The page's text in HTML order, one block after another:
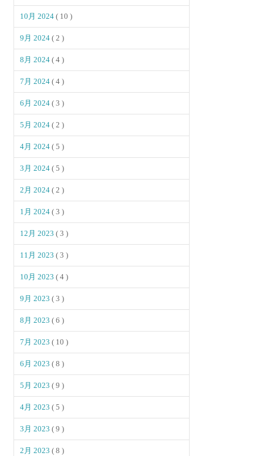
10月 2024( 10 )
9月 2024( 2 )
8月 2024( 4 )
7月 2024( 4 )
6月 2024( 3 )
5月 2024( 2 )
4月 2024( 5 )
3月 2024( 5 )
2月 2024( 2 )
1月 2024( 3 )
12月 2023( 3 )
11月 2023( 3 )
10月 2023( 4 )
9月 2023( 3 )
8月 2023( 6 )
7月 2023( 10 )
6月 2023( 8 )
5月 2023( 9 )
4月 2023( 5 )
3月 2023( 9 )
2月 2023( 8 )